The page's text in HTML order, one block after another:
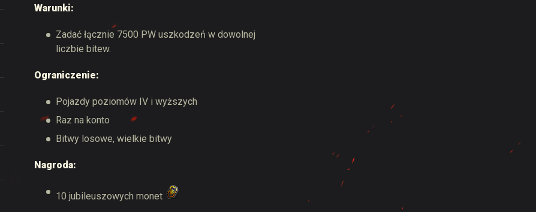
Warunki:
Zadać łącznie 7500 PW uszkodzeń w dowolnej
liczbie bitew.
Ograniczenie:
Pojazdy poziomów IV i wyższych
Raz na konto
Bitwy losowe, wielkie bitwy
Nagroda:
10 jubileuszowych monet